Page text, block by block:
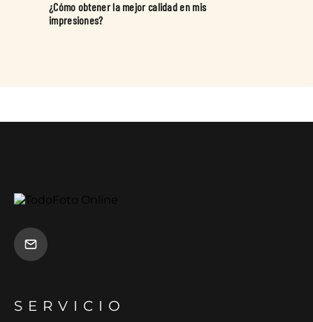
¿Cómo obtener la mejor calidad en mis
impresiones?
SERVICIO